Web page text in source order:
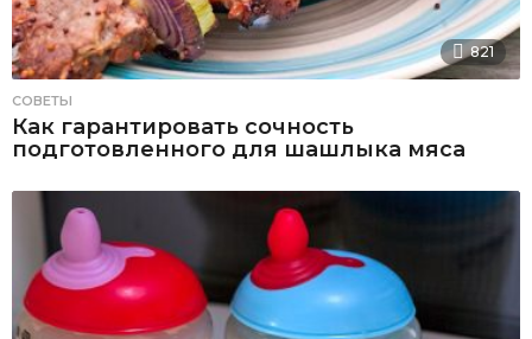
821
СОВЕТЫ
Как гарантировать сочность
подготовленного для шашлыка мяса